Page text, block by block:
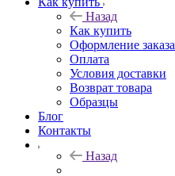
Назад
Как купить
Оформление заказа
Оплата
Условия доставки
Возврат товара
Образцы
Блог
Контакты
Назад